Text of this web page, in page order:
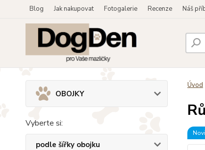
Blog Jak nakupovat Fotogalerie Recenze Náš
OBOJKY
Vyberte si:
podle šířky obojku
Úvod